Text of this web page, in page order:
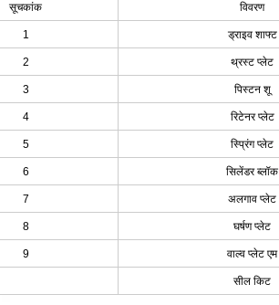
सूचकांक विवरण
1 ड्राइव शाफ्ट
2 थ्रस्ट प्लेट
3 पिस्टन शू
4 रिटेनर प्लेट
5 स्प्रिंग प्लेट
6 सिलेंडर ब्लॉक
7 अलगाव प्लेट
8 घर्षण प्लेट
9 वाल्व प्लेट एम
सील किट